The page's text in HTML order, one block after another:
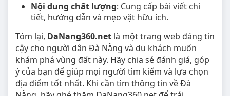
Nội dung chất lượng: Cung cấp bài viết chi
tiết, hướng dẫn và mẹo vặt hữu ích.
Tóm lại, DaNang360.net là một trang web đáng tin
cậy cho người dân Đà Nẵng và du khách muốn
khám phá vùng đất này. Hãy chia sẻ đánh giá, góp
ý của bạn để giúp mọi người tìm kiếm và lựa chọn
địa điểm tốt nhất. Khi cần tìm thông tin về Đà